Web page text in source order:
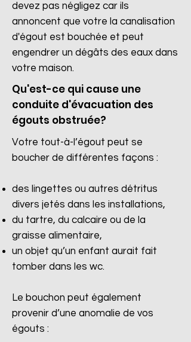
devez pas négligez car ils
annoncent que votre la canalisation
d'égout est bouchée et peut
engendrer un dégâts des eaux dans
votre maison.
Qu'est-ce qui cause une
conduite d'évacuation des
égouts obstruée?
Votre tout-à-l’égout peut se
boucher de différentes façons :
des lingettes ou autres détritus
divers jetés dans les installations,
du tartre, du calcaire ou de la
graisse alimentaire,
un objet qu’un enfant aurait fait
tomber dans les wc.
Le bouchon peut également
provenir d’une anomalie de vos
égouts :